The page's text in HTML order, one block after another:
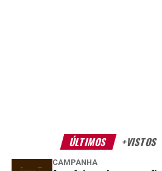
ÚLTIMOS +VISTOS
CAMPANHA